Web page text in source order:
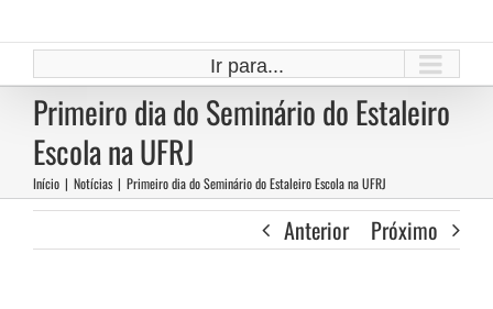
Ir para...
Primeiro dia do Seminário do Estaleiro
Escola na UFRJ
Início | Notícias | Primeiro dia do Seminário do Estaleiro Escola na UFRJ
Anterior Próximo